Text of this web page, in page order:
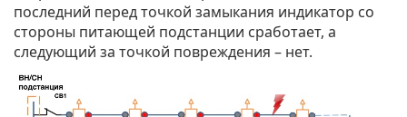
последний перед точкой замыкания индикатор со
стороны питающей подстанции сработает, а
следующий за точкой повреждения – нет.